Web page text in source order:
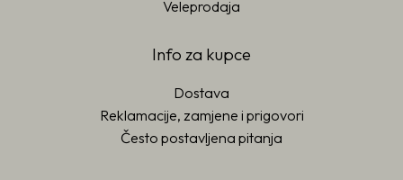
Veleprodaja
Info za kupce
Dostava
Reklamacije, zamjene i prigovori
Često postavljena pitanja